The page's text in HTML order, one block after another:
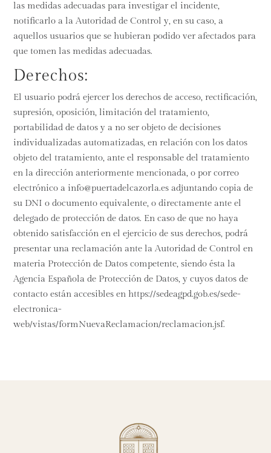
las medidas adecuadas para investigar el incidente,
notificarlo a la Autoridad de Control y, en su caso, a
aquellos usuarios que se hubieran podido ver afectados para
que tomen las medidas adecuadas.
Derechos:
El usuario podrá ejercer los derechos de acceso, rectificación,
supresión, oposición, limitación del tratamiento,
portabilidad de datos y a no ser objeto de decisiones
individualizadas automatizadas, en relación con los datos
objeto del tratamiento, ante el responsable del tratamiento
en la dirección anteriormente mencionada, o por correo
electrónico a info@puertadelcazorla.es adjuntando copia de
su DNI o documento equivalente, o directamente ante el
delegado de protección de datos. En caso de que no haya
obtenido satisfacción en el ejercicio de sus derechos, podrá
presentar una reclamación ante la Autoridad de Control en
materia Protección de Datos competente, siendo ésta la
Agencia Española de Protección de Datos, y cuyos datos de
contacto están accesibles en https://sedeagpd.gob.es/sede-
electronica-
web/vistas/formNuevaReclamacion/reclamacion.jsf.